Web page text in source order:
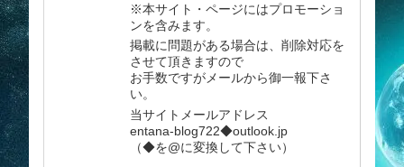
※本サイト・ページにはプロモーショ
ンを含みます。
掲載に問題がある場合は、削除対応を
させて頂きますので
お手数ですがメールから御一報下さ
い。
当サイトメールアドレス
entana-blog722◆outlook.jp
（◆を@に変換して下さい）